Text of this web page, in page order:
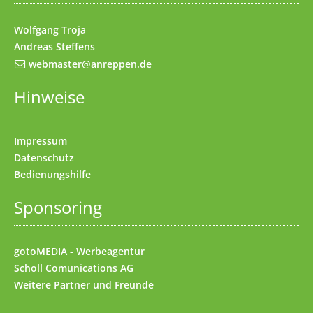
Wolfgang Troja
Andreas Steffens
webmaster@anreppen.de
Hinweise
Impressum
Datenschutz
Bedienungshilfe
Sponsoring
gotoMEDIA - Werbeagentur
Scholl Comunications AG
Weitere Partner und Freunde